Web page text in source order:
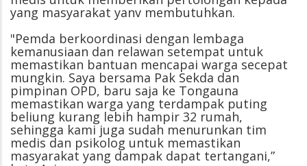
yang masyarakat yanv membutuhkan.
"Pemda berkoordinasi dengan lembaga
kemanusiaan dan relawan setempat untuk
memastikan bantuan mencapai warga secepat
mungkin. Saya bersama Pak Sekda dan
pimpinan OPD, baru saja ke Tongauna
memastikan warga yang terdampak puting
beliung kurang lebih hampir 32 rumah,
sehingga kami juga sudah menurunkan tim
medis dan psikolog untuk memastikan
masyarakat yang dampak dapat tertangani,”